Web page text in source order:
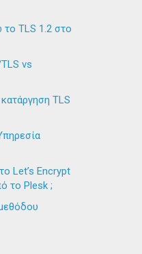
TLS 1.2 στο
vs
TLS
Let’s Encrypt
το Plesk ;